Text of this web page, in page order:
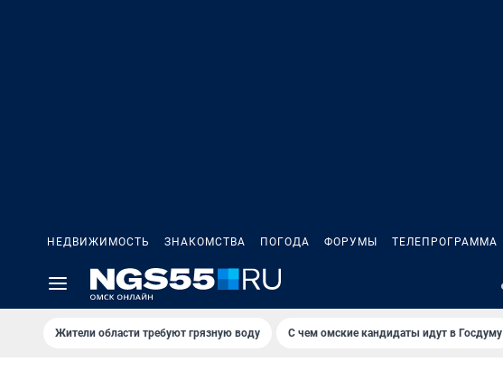
НЕДВИЖИМОСТЬ ЗНАКОМСТВА ПОГОДА ФОРУМЫ ТЕЛЕПРОГРАММА
Жители области требуют грязную воду С чем омские кандидаты идут в Госдуму